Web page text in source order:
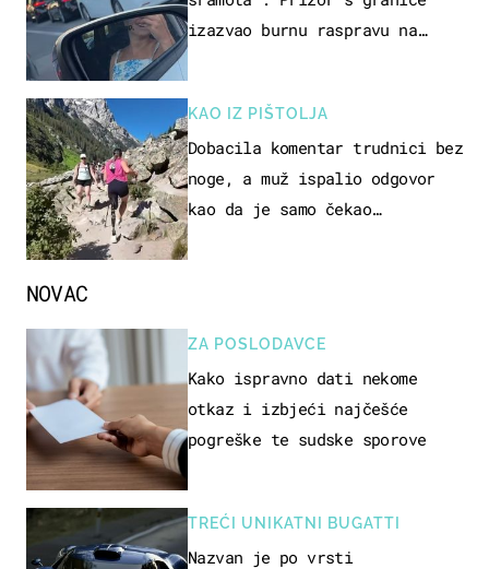
izazvao burnu raspravu na
KAO IZ PIŠTOLJA
Dobacila komentar trudnici bez
noge, a muž ispalio odgovor
kao da je samo čekao…
NOVAC
ZA POSLODAVCE
Kako ispravno dati nekome
otkaz i izbjeći najčešće
pogreške te sudske sporove
TREĆI UNIKATNI BUGATTI
Nazvan je po vrsti